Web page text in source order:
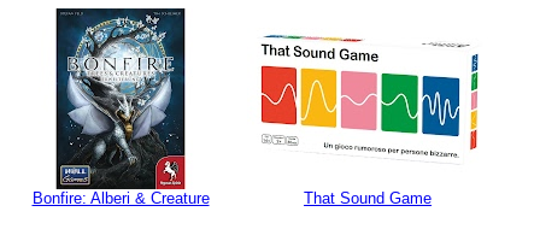
Bonfire: Alberi & Creature That Sound Game